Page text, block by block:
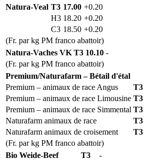
Natura-Veal T3 17.00 +0.20
H3 18.20 +0.20
C3 18.50 +0.20
(Fr. par kg PM franco abattoir)
Natura-Vaches VK T3 10.10 -
(Fr. par kg PM franco abattoir)
Premium/Naturafarm – Bétail d'étal
Premium – animaux de race Angus
T3
Premium – animaux de race Limousine T3
Premium – animaux de race Simmental T3
Naturafarm animaux de race
T3
Naturafarm animaux de croisement
T3
(Fr. par kg PM franco abattoir)
Bio Weide-Beef
T3
-